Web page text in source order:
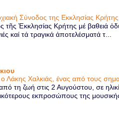
Σύνοδος της Εκκλησίας
τῆς Ἐκκλησίας Κρήτης μέ βαθειά
καί τά τραγικά ἀποτελέσματά τ...
ο Λάκης Χαλκιάς, ένας από τους
τη ζωή στις 2 Αυγούστου, σε
εκπροσώπους της